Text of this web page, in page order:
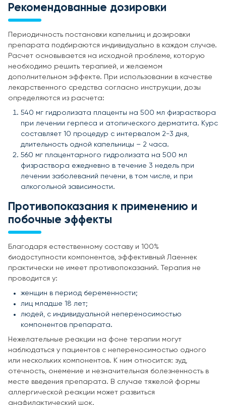
Рекомендованные дозировки
Периодичность постановки капельниц и дозировки
препарата подбираются индивидуально в каждом случае.
Расчет основывается на исходной проблеме, которую
необходимо решить терапией, и желаемом
дополнительном эффекте. При использовании в качестве
лекарственного средства согласно инструкции, дозы
определяются из расчета:
540 мг гидролизата плаценты на 500 мл физраствора
при лечении герпеса и атопического дерматита. Курс
составляет 10 процедур с интервалом 2-3 дня,
длительность одной капельницы – 2 часа.
560 мг плацентарного гидролизата на 500 мл
физраствора ежедневно в течение 3 недель при
лечении заболеваний печени, в том числе, и при
алкогольной зависимости.
Противопоказания к применению и
побочные эффекты
Благодаря естественному составу и 100%
биодоступности компонентов, эффективный Лаеннек
практически не имеет противопоказаний. Терапия не
проводится у:
женщин в период беременности;
лиц младше 18 лет;
людей, с индивидуальной непереносимостью
компонентов препарата.
Нежелательные реакции на фоне терапии могут
наблюдаться у пациентов с непереносимостью одного
или нескольких компонентов. К ним относится: зуд,
отечность, онемение и незначительная болезненность в
месте введения препарата. В случае тяжелой формы
аллергической реакции может развиться
анафилактический шок.